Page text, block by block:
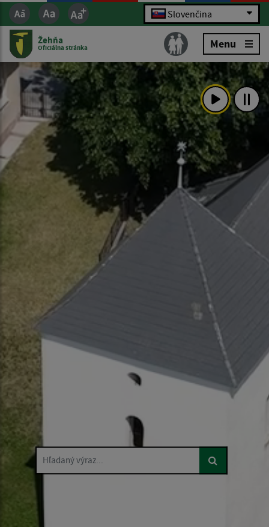
Slovenčina
Žehňa
Oficiálna stránka Menu
Hľadaný výraz...